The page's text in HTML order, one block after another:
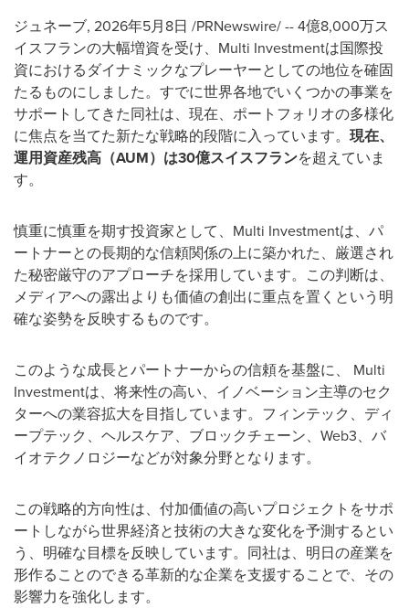
ジュネーブ, 2026年5月8日 /PRNewswire/ -- 4億8,000万ス
イスフランの大幅増資を受け、Multi Investmentは国際投
資におけるダイナミックなプレーヤーとしての地位を確固
たるものにしました。すでに世界各地でいくつかの事業を
サポートしてきた同社は、現在、ポートフォリオの多様化
に焦点を当てた新たな戦略的段階に入っています。 現在、
運用資産残高（AUM）は30億スイスフランを超えていま
す。
慎重に慎重を期す投資家として、Multi Investmentは、パ
ートナーとの長期的な信頼関係の上に築かれた、厳選され
た秘密厳守のアプローチを採用しています。この判断は、
メディアへの露出よりも価値の創出に重点を置くという明
確な姿勢を反映するものです。
このような成長とパートナーからの信頼を基盤に、 Multi
Investmentは、将来性の高い、イノベーション主導のセク
ターへの業容拡大を目指しています。フィンテック、ディ
ープテック、ヘルスケア、ブロックチェーン、Web3、バ
イオテクノロジーなどが対象分野となります。
この戦略的方向性は、付加価値の高いプロジェクトをサポ
ートしながら世界経済と技術の大きな変化を予測するとい
う、明確な目標を反映しています。同社は、明日の産業を
形作ることのできる革新的な企業を支援することで、その
影響力を強化します。